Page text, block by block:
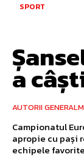
SPORT
a
AUTORII
Campionatul
apropie cu pași
echipele